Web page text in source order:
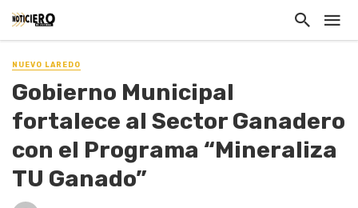
NUEVO LAREDO
Gobierno Municipal
fortalece al Sector Ganadero
con el Programa “Mineraliza
TU Ganado”